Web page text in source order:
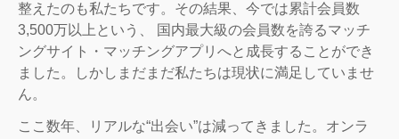
整えたのも私たちです。その結果、今では累計会員数
3,500万以上という、 国内最大級の会員数を誇るマッチ
ングサイト・マッチングアプリへと成長することができ
ました。しかしまだまだ私たちは現状に満足していませ
ん。
ここ数年、リアルな“出会い”は減ってきました。オンラ